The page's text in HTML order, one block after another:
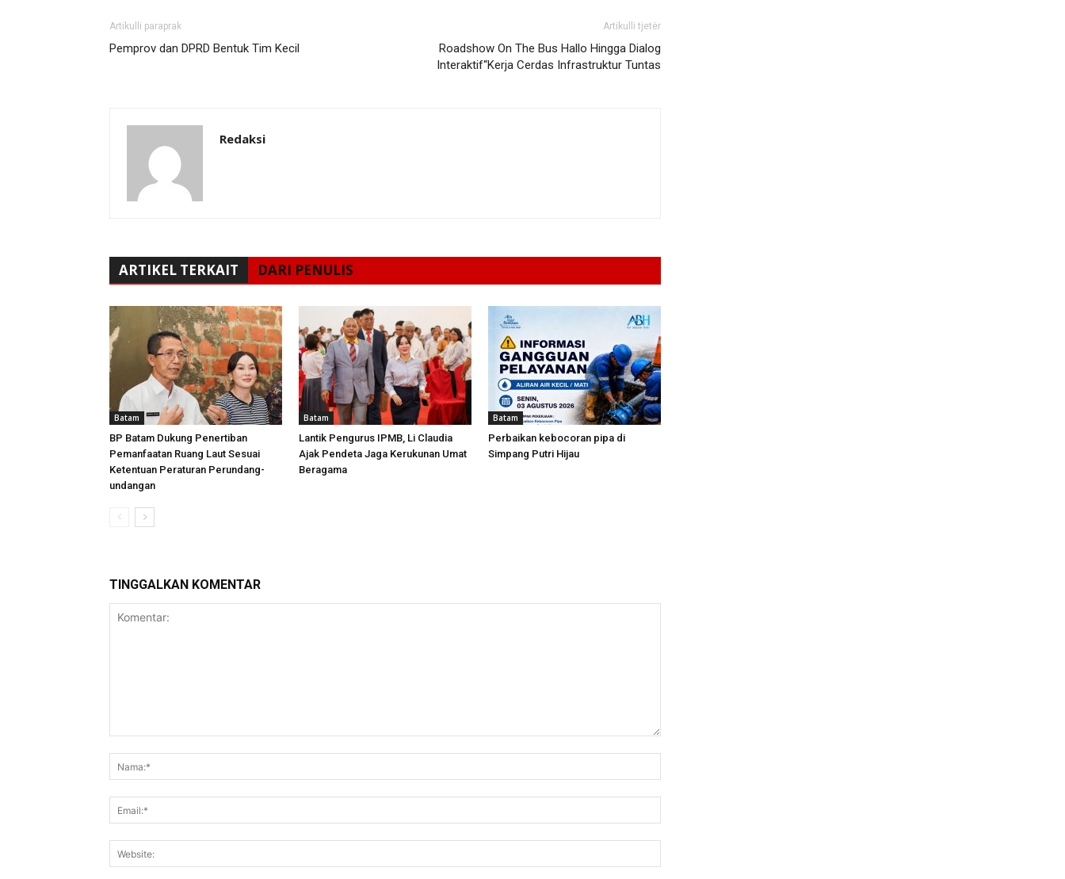
Artikulli paraprak
Pemprov dan DPRD Bentuk Tim Kecil
Artikulli tjetër
Roadshow On The Bus Hallo Hingga Dialog
Interaktif“Kerja Cerdas Infrastruktur Tuntas
Redaksi
ARTIKEL TERKAIT DARI PENULIS
Batam
BP Batam Dukung Penertiban
Pemanfaatan Ruang Laut Sesuai
Ketentuan Peraturan Perundang-
undangan
Batam
Lantik Pengurus IPMB, Li Claudia
Ajak Pendeta Jaga Kerukunan Umat
Beragama
Batam
Perbaikan kebocoran pipa di
Simpang Putri Hijau
TINGGALKAN KOMENTAR